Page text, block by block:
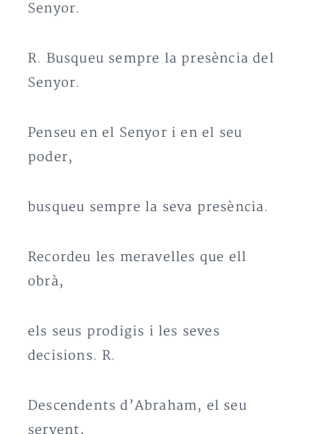
Senyor.
R. Busqueu sempre la presència del
Senyor.
Penseu en el Senyor i en el seu
poder,
busqueu sempre la seva presència.
Recordeu les meravelles que ell
obrà,
els seus prodigis i les seves
decisions. R.
Descendents d’Abraham, el seu
servent,